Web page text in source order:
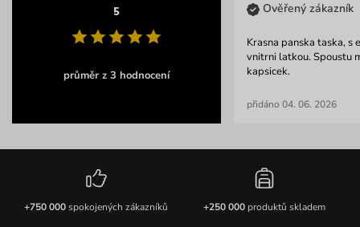
5
průměr z 3 hodnocení
Ověřený zákazník
Krasna panska taska, s
vnitrni latkou. Spoustu
kapsicek.
přidáno 04. 06. 2026
+750 000spokojených zákazníků +250 000produktů skladem